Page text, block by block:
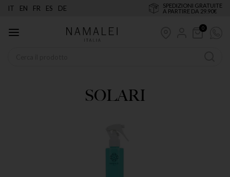
IT EN FR ES DE
SPEDIZIONI GRATUITE
A PARTIRE DA 29.90€
0
SOLARI